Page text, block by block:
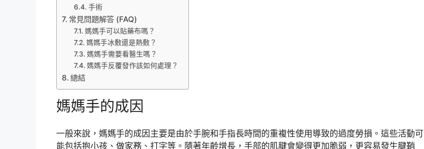
手術
常見問題解答 (FAQ)
媽媽手可以貼藥布嗎？
媽媽手冰敷還是熱敷？
媽媽手需要看醫生嗎？
媽媽手反覆發作該如何處理？
總結
媽媽手的成因
一般來說，媽媽手的成因主要是由於手腕和手指長時間的重複性使用導致的過度勞損。這些活動可
能包括抱小孩、做家務、打字等。隨著年齡增長，手部的肌腱會變得更加脆弱，更容易發生腱鞘